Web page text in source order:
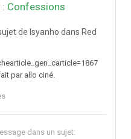
: Confessions
de Isyanho dans Red
par allo ciné.
dans un sujet: